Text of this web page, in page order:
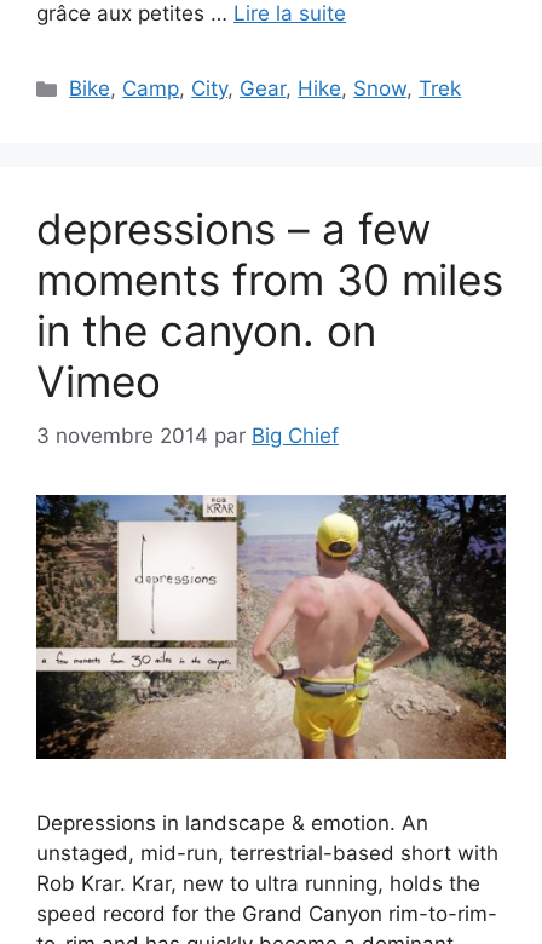
grâce aux petites … Lire la suite
Catégories
Bike, Camp, City, Gear, Hike, Snow,Trek
depressions – a few
moments from 30 miles
in the canyon. on
Vimeo
3 novembre 2014 par Big Chief
Depressions in landscape & emotion. An
unstaged, mid-run, terrestrial-based short with
Rob Krar. Krar, new to ultra running, holds the
speed record for the Grand Canyon rim-to-rim-